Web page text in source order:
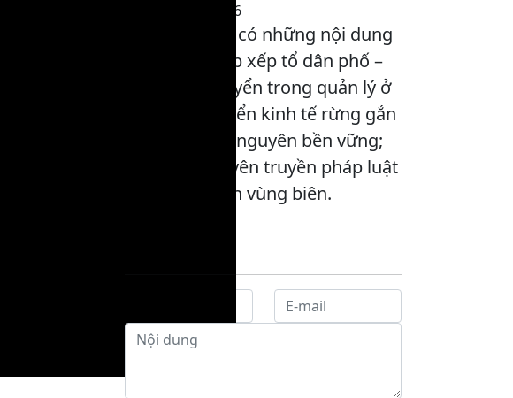
14:55, 06/06/2026
Chương trình có những nội dung
chính sau: Sắp xếp tổ dân phố –
Tạo bước chuyển trong quản lý ở
cơ sở; Phát triển kinh tế rừng gắn
với bảo vệ tài nguyên bền vững;
Đẩy mạnh tuyên truyền pháp luật
cho người dân vùng biên.